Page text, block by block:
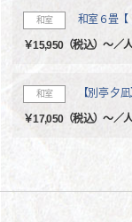
和室 和室６畳【
￥15,950（税込）～／
和室 【別亭 夕
￥17,050（税込）～／